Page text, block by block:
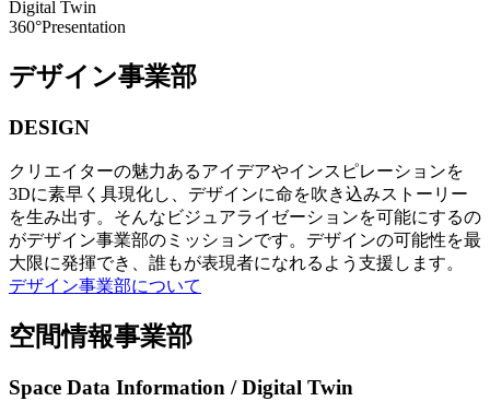
Digital Twin
360°Presentation
デザイン事業部
DESIGN
クリエイターの魅力あるアイデアやインスピレーションを
3Dに素早く具現化し、デザインに命を吹き込みストーリー
を生み出す。そんなビジュアライゼーションを可能にするの
がデザイン事業部のミッションです。デザインの可能性を最
大限に発揮でき、誰もが表現者になれるよう支援します。
デザイン事業部について
空間情報事業部
Space Data Information / Digital Twin